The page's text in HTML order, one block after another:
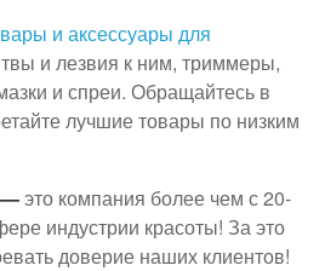
и аксессуары для
и лезвия к ним, триммеры,
и спреи. Обращайтесь в
лучшие товары по низким
—это компания более чем с 20-
индустрии красоты! За это
доверие наших клиентов!